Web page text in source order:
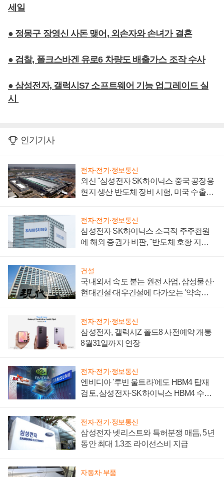
세일
● 정몽구 장영신 사돈 맺어, 외손자와 손녀가 결혼
● 검찰, 폴크스바겐 유로6 차량도 배출가스 조작 수사
● 삼성전자, 갤럭시S7 소프트웨어 기능 업그레이드 실
시
인기기사
전자·전기·정보통신
외신 "삼성전자 SK하이닉스 중국 공장용
현지 생산 반도체 장비 시험, 미국 수출통
전자·전기·정보통신
삼성전자 SK하이닉스 소극적 주주환원
에 해외 증권가 비판, "반도체 호황 지속
건설
국내외서 속도 붙는 원전 사업, 삼성물산·
현대건설·대우건설에 다가오는 '약속의
전자·전기·정보통신
삼성전자, 갤럭시Z 폴드8 사전예약 개통
8월31일까지 연장
전자·전기·정보통신
엔비디아 '루빈 울트라'에도 HBM4 탑재
검토, 삼성전자·SK하이닉스 HBM4 수율
전자·전기·정보통신
삼성전자 넷리스트와 특허분쟁 매듭, 5년
동안 최대 1.3조 라이선스비 지급
자동차·부품